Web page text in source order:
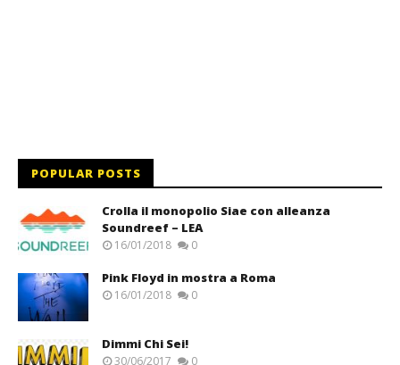
POPULAR POSTS
Crolla il monopolio Siae con alleanza
Soundreef – LEA
16/01/2018 0
Pink Floyd in mostra a Roma
16/01/2018 0
Dimmi Chi Sei!
30/06/2017 0